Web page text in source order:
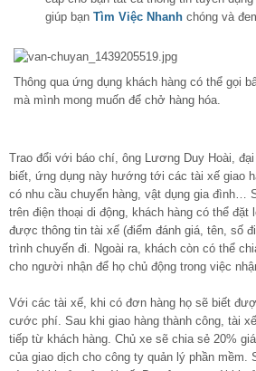
giúp bạn Tìm Việc Nhanh chóng và
Thông qua ứng dụng khách hàng có thể gọi
mà mình mong muốn để chở hàng hóa.
Trao đổi với báo chí, ông Lương Duy Hoài,
biết, ứng dụng này hướng tới các tài xế giao
có nhu cầu chuyển hàng, vật dụng gia đình…
trên điện thoại di động, khách hàng có thể đặt
được thông tin tài xế (điểm đánh giá, tên, số
trình chuyến đi. Ngoài ra, khách còn có thể
cho người nhận để họ chủ động trong việc
Với các tài xế, khi có đơn hàng họ sẽ biết
cước phí. Sau khi giao hàng thành công, tài
tiếp từ khách hàng. Chủ xe sẽ chia sẻ 20%
của giao dịch cho công ty quản lý phần mềm.